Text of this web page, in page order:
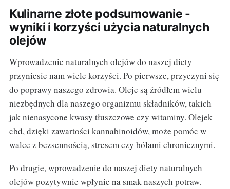
Kulinarne złote podsumowanie -
wyniki i korzyści użycia naturalnych
olejów
Wprowadzenie naturalnych olejów do naszej diety
przyniesie nam wiele korzyści. Po pierwsze, przyczyni się
do poprawy naszego zdrowia. Oleje są źródłem wielu
niezbędnych dla naszego organizmu składników, takich
jak nienasycone kwasy tłuszczowe czy witaminy. Olejek
cbd, dzięki zawartości kannabinoidów, może pomóc w
walce z bezsennością, stresem czy bólami chronicznymi.
Po drugie, wprowadzenie do naszej diety naturalnych
olejów pozytywnie wpłynie na smak naszych potraw.